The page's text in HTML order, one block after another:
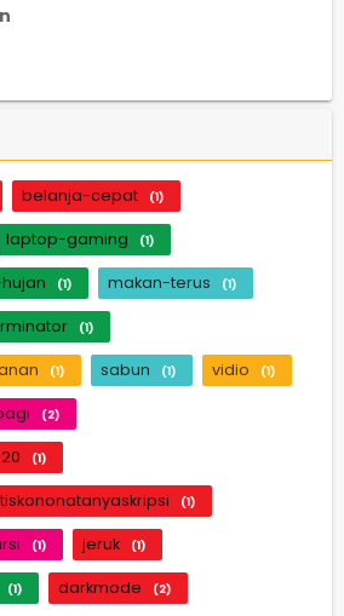
belanja-cepat (1)
laptop-gaming (1)
(1) makan-terus (1)
(1)
(1) sabun (1) vidio (1)
(2)
(1)
(1)
(1) jeruk (1)
(1) darkmode (2)